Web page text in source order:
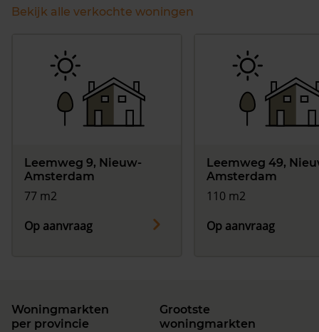
Bekijk alle verkochte woningen
Leemweg 9, Nieuw-
Amsterdam
77 m2
Op aanvraag
Leemweg 49,
Amsterdam
110 m2
Op aanvraag
Woningmarkten
per provincie
Grootste
woningmarkten